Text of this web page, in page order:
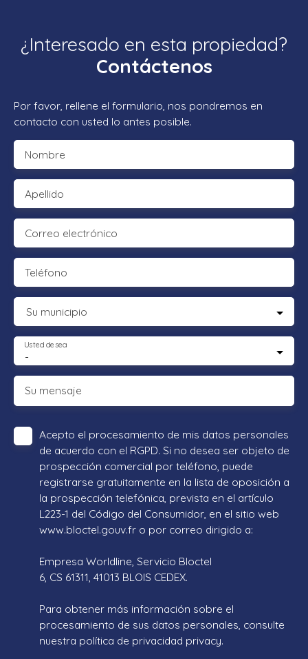
¿Interesado en esta propiedad?
Contáctenos
Por favor, rellene el formulario, nos pondremos en
contacto con usted lo antes posible.
Nombre
Apellido
Correo electrónico
Teléfono
Su municipio
-
Usted desea
Su mensaje
Acepto el procesamiento de mis datos personales
de acuerdo con el RGPD. Si no desea ser objeto de
prospección comercial por teléfono, puede
registrarse gratuitamente en la lista de oposición a
la prospección telefónica, prevista en el artículo
L223-1 del Código del Consumidor, en el sitio web
www.bloctel.gouv.fr o por correo dirigido a:
Empresa Worldline, Servicio Bloctel
6, CS 61311, 41013 BLOIS CEDEX.
Para obtener más información sobre el
procesamiento de sus datos personales, consulte
nuestra política de privacidad privacy.